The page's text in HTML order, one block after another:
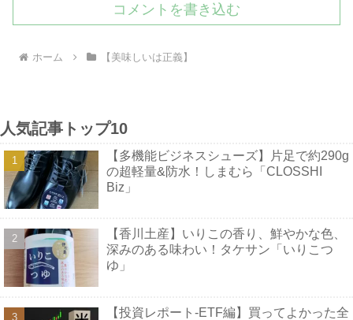
コメントを書き込む
ホーム 【美味しいは正義】
人気記事トップ10
【多機能ビジネスシューズ】片足で約290g
の超軽量&防水！しまむら「CLOSSHI
Biz」
【香川土産】いりこの香り、鮮やかな色、
深みのある味わい！タケサン「いりこつ
ゆ」
【投資レポート-ETF編】買ってよかった全